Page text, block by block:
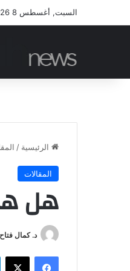
السبت, أغسطس 8 2026
الرئيسية /
المقالات
هل
د. كمال
فيسبوك ‫X